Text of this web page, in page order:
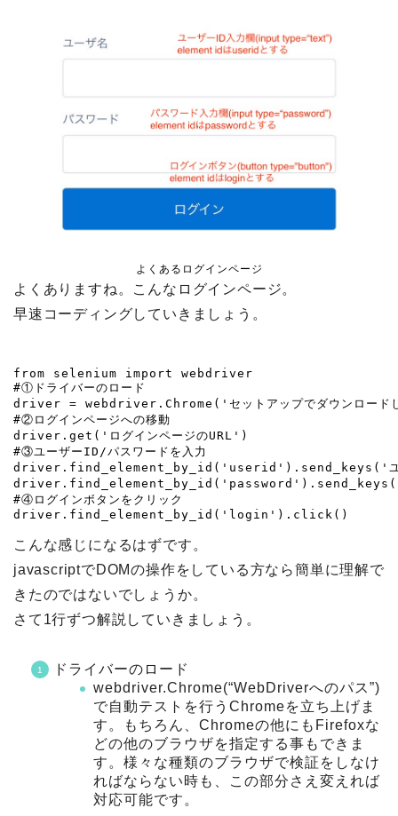
よくあるログインページ
よくありますね。こんなログインページ。
早速コーディングしていきましょう。
from selenium import webdriver
#①ドライバーのロード
driver = webdriver.Chrome('セットアップでダウンロード
#②ログインページへの移動
driver.get('ログインページのURL')
#③ユーザーID/パスワードを入力
driver.find_element_by_id('userid').send_keys('ユ
driver.find_element_by_id('password').send_keys('
#④ログインボタンをクリック
こんな感じになるはずです。
javascriptでDOMの操作をしている方なら簡単に理解で
きたのではないでしょうか。
さて1行ずつ解説していきましょう。
ドライバーのロード
webdriver.Chrome(“WebDriverへのパス”)
で自動テストを行うChromeを立ち上げま
す。もちろん、Chromeの他にもFirefoxな
どの他のブラウザを指定する事もできま
す。様々な種類のブラウザで検証をしなけ
ればならない時も、この部分さえ変えれば
対応可能です。